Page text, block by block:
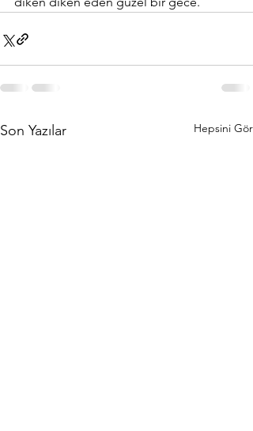
Son Yazılar Hepsini Gör